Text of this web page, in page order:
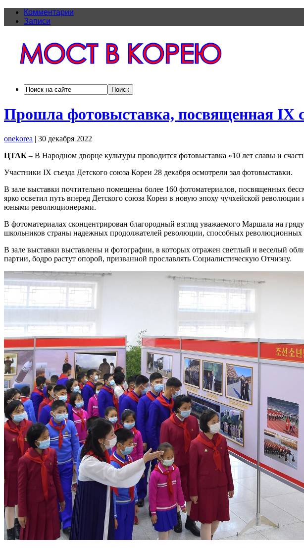
Комментарии
Записи
Прошла фотовыставка, посвященная IX
onekorea | 30 декабря 2022
ЦТАК – В Народном дворце культуры проводится фотовыставка «10 лет славы и
Участники IX съезда Детского союза Кореи 28 декабря осмотрели зал фотовыставки.
В зале выставки почтительно помещены более 160 фотоматериалов, посвященных
ярко осветил путь вперед Детского союза Кореи в новую эпоху чучхейской
юными революционерами.
В фотоматериалах сконцентрирован благородный взгляд уважаемого Маршала на
школьников страны надежных продолжателей революции, способных революционных
В зале выставки выставлены и фотографии, в которых отражен светлый и веселый
партии, бодро растут опорой, призванной прославлять Социалистическую Отчизну.